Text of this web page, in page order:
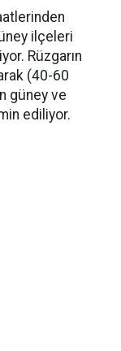
ilçeleri
Rüzgarın
(40-60
güney ve
ediliyor.